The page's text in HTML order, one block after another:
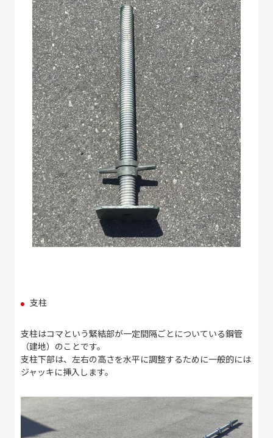
支柱
支柱はコマという緊結部が一定間隔ごとについている鋼管
（建地）のことです。
支柱下部は、左右の高さを水平に調整するために一般的には
ジャッキに挿入します。